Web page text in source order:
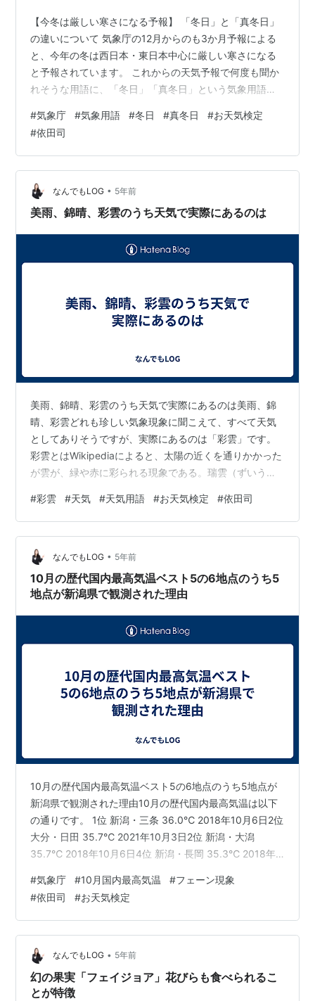
【今冬は厳しい寒さになる予報】 「冬日」と「真冬日」
の違いについて 気象庁の12月からのも3か月予報による
と、今年の冬は西日本・東日本中心に厳しい寒さになる
と予報されています。 これからの天気予報で何度も聞か
れそうな用語に、「冬日」「真冬日」という気象用語が
日・・・一日の最低気温が0℃未満の日真冬日・・一日の
最高気温が0℃未満の日 今年の冬は、冬日になるという
ような天気予報が多く登場しそうですね。 kenbunroku-
net.com
#気象庁 #気象用語 #冬日 #真冬日 #お天気検定
#依田司
なんでもLOG • 5年前
美雨、錦晴、彩雲のうち天気で実際にあるのは
美雨、錦晴、彩雲のうち天気で実際にあるのは美雨、錦
晴、彩雲どれも珍しい気象現象に聞こえて、すべて天気
としてありそうですが、実際にあるのは「彩雲」です。
彩雲とはWikipediaによると、太陽の近くを通りかかった
が雲が、緑や赤に彩られる現象である。瑞雲（ずいう
もいうそうです。 美雨、錦晴は、いかにも天気用語であ
りそうですが、実際にはありません。 kenbunroku-
net.com
#彩雲 #天気 #天気用語 #お天気検定 #依田司
なんでもLOG • 5年前
10月の歴代国内最高気温ベスト5の6地点のうち5
地点が新潟県で観測された理由
10月の歴代国内最高気温ベスト5の6地点のうち5地点が
新潟県で観測された理由10月の歴代国内最高気温は以下
の通りです。 1位 新潟・三条 36.0℃ 2018年10月6日2位
大分・日田 35.7℃ 2021年10月3日2位 新潟・大潟
35.7℃ 2018年10月6日4位 新潟・長岡 35.3℃ 2018年
潟・糸魚川 35.1℃ 2013年10月9日 1位が新潟の三条で、
2018年10月6日36.0℃の猛暑日になりました。2位の大
分県の日田を除くと、全て新潟県で、しかも同じ2018年
10月6日です。 どうしてそんなに気温が上…
#気象庁 #10月国内最高気温 #フェーン現象
#依田司 #お天気検定
なんでもLOG • 5年前
幻の果実「フェイジョア」花びらも食べられるこ
とが特徴